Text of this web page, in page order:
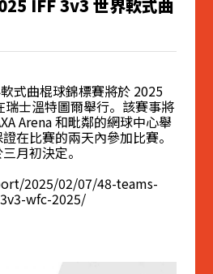
IFF 3v3 世界軟式曲
式曲棍球錦標賽將於 2025
瑞士溫特圖爾舉行。該賽事將
Arena 和毗鄰的網球中心舉
在比賽的兩天內參加比賽。
月初決定。
2025/02/07/48-teams-
wfc-2025/